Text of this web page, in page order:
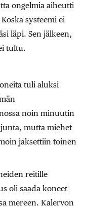
ongelmia aiheutti
systeemi ei
läpi. Sen jälkeen,
tultu.
tuli aluksi
noin minuutin
mutta miehet
jaksettiin toinen
reitille
oli saada koneet
mereen. Kalervon